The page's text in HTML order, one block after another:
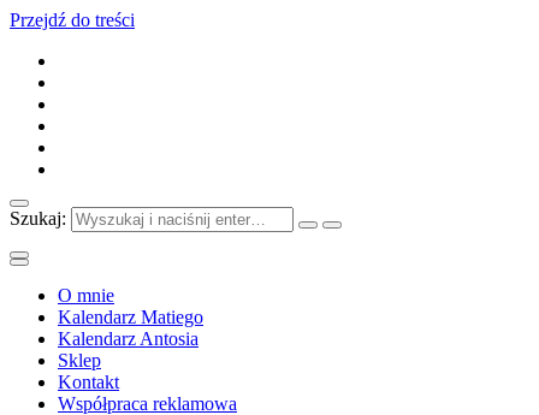
Przejdź do treści
Szukaj:
O mnie
Kalendarz Matiego
Kalendarz Antosia
Sklep
Kontakt
Współpraca reklamowa